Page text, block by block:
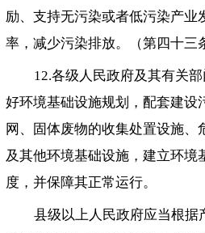
励、支持无污染或者低污染产业
率，减少污染排放。（第四十三
12.各级人民政府及其有关
好环境基础设施规划，配套建设
网、固体废物的收集处置设施、
及其他环境基础设施，建立环境
度，并保障其正常运行。
县级以上人民政府应当根据